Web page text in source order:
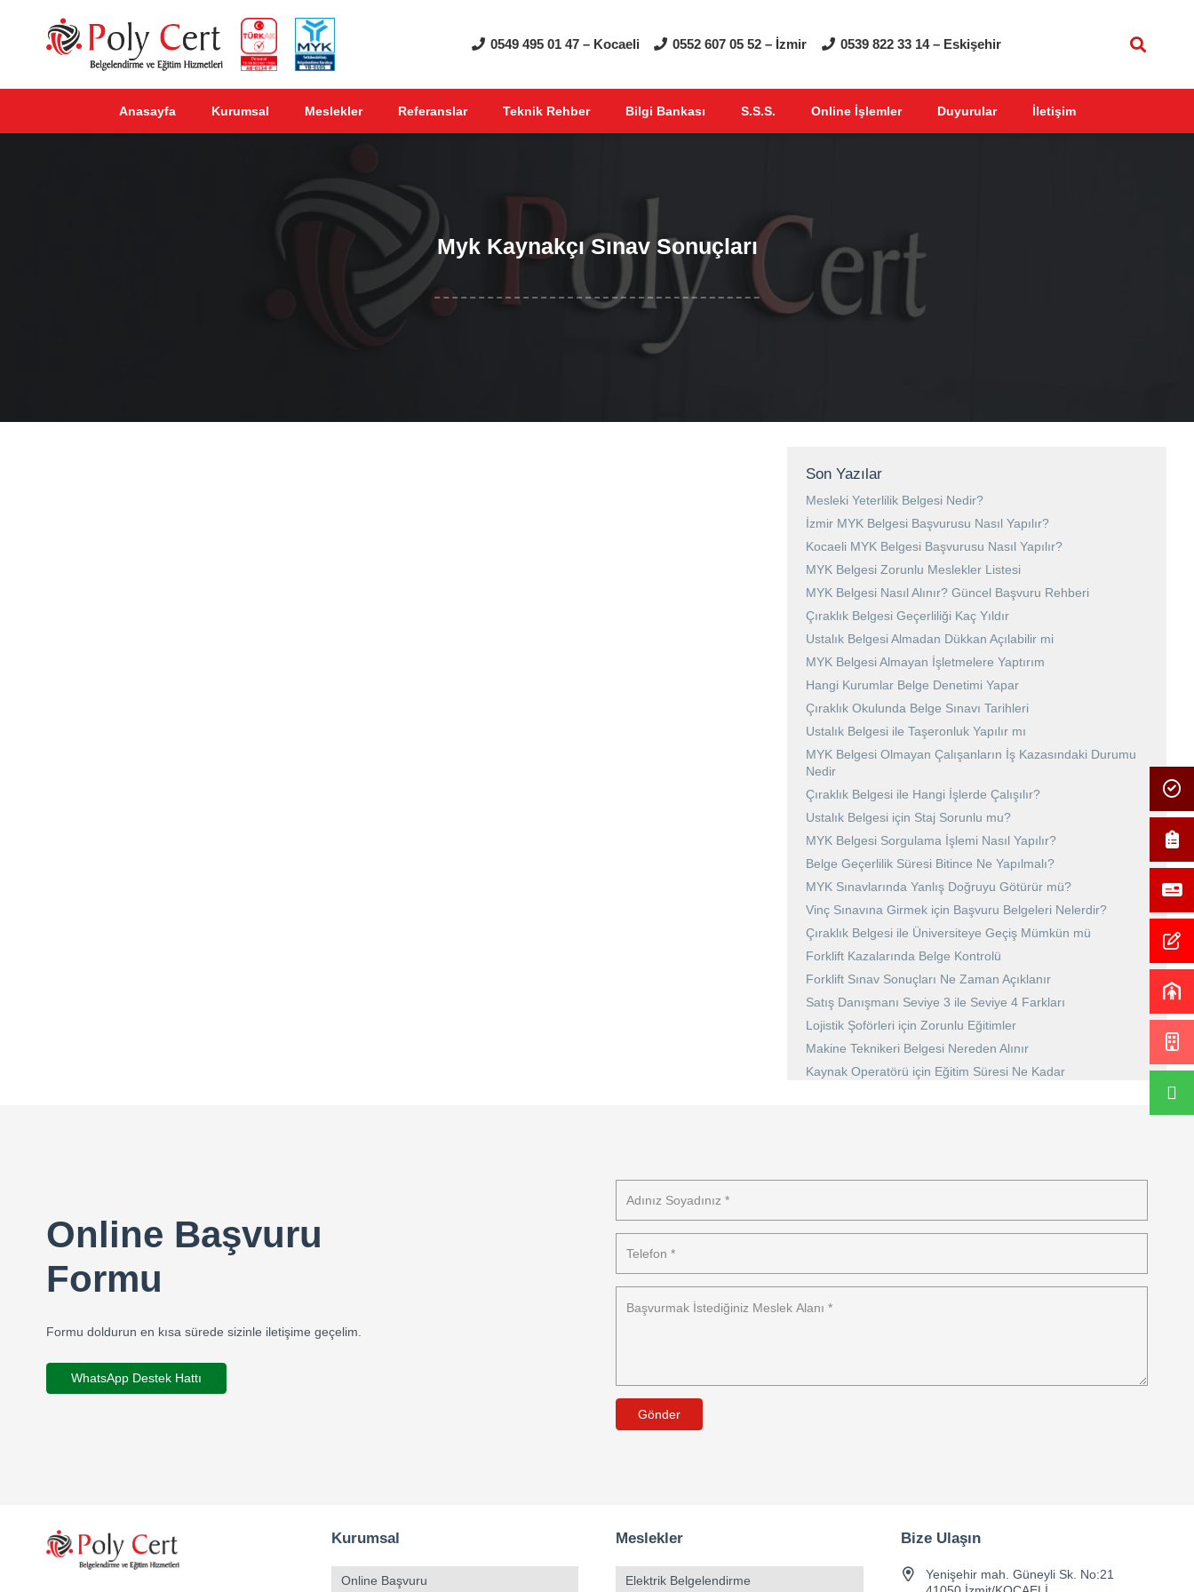
0549 495 01 47 – Kocaeli 0552 607 05 52 – İzmir 0539 822 33 14 – Eskişehir
Anasayfa Kurumsal Meslekler Referanslar Teknik Rehber Bilgi Bankası S.S.S. Online İşlemler Duyurular İletişim
Myk Kaynakçı Sınav Sonuçları
Son Yazılar
Mesleki Yeterlilik Belgesi Nedir?
İzmir MYK Belgesi Başvurusu Nasıl Yapılır?
Kocaeli MYK Belgesi Başvurusu Nasıl Yapılır?
MYK Belgesi Zorunlu Meslekler Listesi
MYK Belgesi Nasıl Alınır? Güncel Başvuru Rehberi
Çıraklık Belgesi Geçerliliği Kaç Yıldır
Ustalık Belgesi Almadan Dükkan Açılabilir mi
MYK Belgesi Almayan İşletmelere Yaptırım
Hangi Kurumlar Belge Denetimi Yapar
Çıraklık Okulunda Belge Sınavı Tarihleri
Ustalık Belgesi ile Taşeronluk Yapılır mı
MYK Belgesi Olmayan Çalışanların İş Kazasındaki Durumu
Nedir
Çıraklık Belgesi ile Hangi İşlerde Çalışılır?
Ustalık Belgesi için Staj Sorunlu mu?
MYK Belgesi Sorgulama İşlemi Nasıl Yapılır?
Belge Geçerlilik Süresi Bitince Ne Yapılmalı?
MYK Sınavlarında Yanlış Doğruyu Götürür mü?
Vinç Sınavına Girmek için Başvuru Belgeleri Nelerdir?
Çıraklık Belgesi ile Üniversiteye Geçiş Mümkün mü
Forklift Kazalarında Belge Kontrolü
Forklift Sınav Sonuçları Ne Zaman Açıklanır
Satış Danışmanı Seviye 3 ile Seviye 4 Farkları
Lojistik Şoförleri için Zorunlu Eğitimler
Makine Teknikeri Belgesi Nereden Alınır
Kaynak Operatörü için Eğitim Süresi Ne Kadar
Online Başvuru
Formu
Formu doldurun en kısa sürede sizinle iletişime geçelim.
WhatsApp Destek Hattı
Gönder
Kurumsal
Online Başvuru
Meslekler
Elektrik Belgelendirme
Bize Ulaşın
Yenişehir mah. Güneyli Sk. No:21